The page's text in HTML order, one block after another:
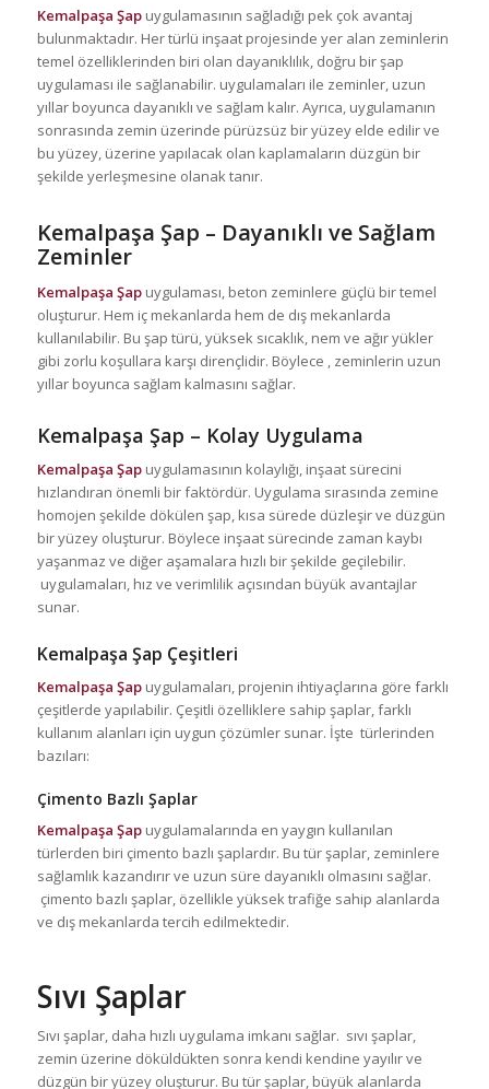
Kemalpaşa Şapuygulamasının sağladığı pek çok avantaj
bulunmaktadır. Her türlü inşaat projesinde yer alan zeminlerin
temel özelliklerinden biri olan dayanıklılık, doğru bir şap
uygulaması ile sağlanabilir. uygulamaları ile zeminler, uzun
yıllar boyunca dayanıklı ve sağlam kalır. Ayrıca, uygulamanın
sonrasında zemin üzerinde pürüzsüz bir yüzey elde edilir ve
bu yüzey, üzerine yapılacak olan kaplamaların düzgün bir
şekilde yerleşmesine olanak tanır.
Kemalpaşa Şap – Dayanıklı ve Sağlam
Zeminler
Kemalpaşa Şapuygulaması, beton zeminlere güçlü bir temel
oluşturur. Hem iç mekanlarda hem de dış mekanlarda
kullanılabilir. Bu şap türü, yüksek sıcaklık, nem ve ağır yükler
gibi zorlu koşullara karşı dirençlidir. Böylece , zeminlerin uzun
yıllar boyunca sağlam kalmasını sağlar.
Kemalpaşa Şap – Kolay Uygulama
Kemalpaşa Şapuygulamasının kolaylığı, inşaat sürecini
hızlandıran önemli bir faktördür. Uygulama sırasında zemine
homojen şekilde dökülen şap, kısa sürede düzleşir ve düzgün
bir yüzey oluşturur. Böylece inşaat sürecinde zaman kaybı
yaşanmaz ve diğer aşamalara hızlı bir şekilde geçilebilir.
uygulamaları, hız ve verimlilik açısından büyük avantajlar
sunar.
Kemalpaşa Şap Çeşitleri
Kemalpaşa Şapuygulamaları, projenin ihtiyaçlarına göre farklı
çeşitlerde yapılabilir. Çeşitli özelliklere sahip şaplar, farklı
kullanım alanları için uygun çözümler sunar. İşte türlerinden
bazıları:
Çimento Bazlı Şaplar
Kemalpaşa Şapuygulamalarında en yaygın kullanılan
türlerden biri çimento bazlı şaplardır. Bu tür şaplar, zeminlere
sağlamlık kazandırır ve uzun süre dayanıklı olmasını sağlar.
çimento bazlı şaplar, özellikle yüksek trafiğe sahip alanlarda
ve dış mekanlarda tercih edilmektedir.
Sıvı Şaplar
Sıvı şaplar, daha hızlı uygulama imkanı sağlar. sıvı şaplar,
zemin üzerine döküldükten sonra kendi kendine yayılır ve
düzgün bir yüzey oluşturur. Bu tür şaplar, büyük alanlarda